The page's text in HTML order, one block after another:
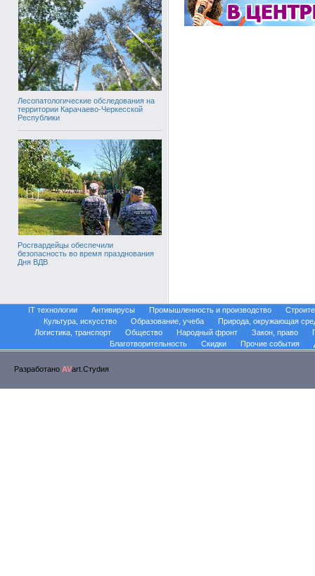
Лесопатологические обследования на
территории Карачаево-Черкесской
Республики
Росгвардейцы обеспечили
безопасность во время празднования
Дня ВДВ
IT технологии Антивирусы Промышленность и производство
Культура, искусство
Образование, учеба
Природа, окружающая
Логистика, транспорт
Общество Народный фронт Закон, право
Благотворительность
Скидки Прочие события
Разработано AVart.Стуdия